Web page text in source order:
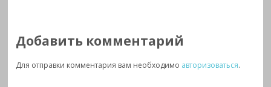
Добавить комментарий
Для отправки комментария вам необходимо авторизоваться.